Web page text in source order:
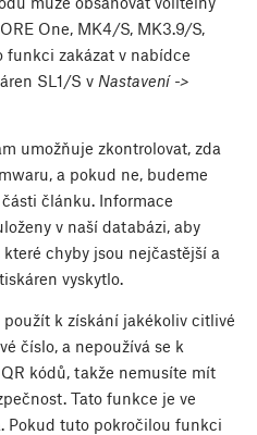
One, MK4/S, MK3.9/S,
funkci zakázat v nabídce
SL1/S v Nastavení ->
umožňuje zkontrolovat, zda
a pokud ne, budeme
článku. Informace
v naší databázi, aby
chyby jsou nejčastější a
vyskytlo.
k získání jakékoliv citlivé
číslo, a nepoužívá se k
kódů, takže nemusíte mít
Tato funkce je ve
Pokud tuto pokročilou funkci